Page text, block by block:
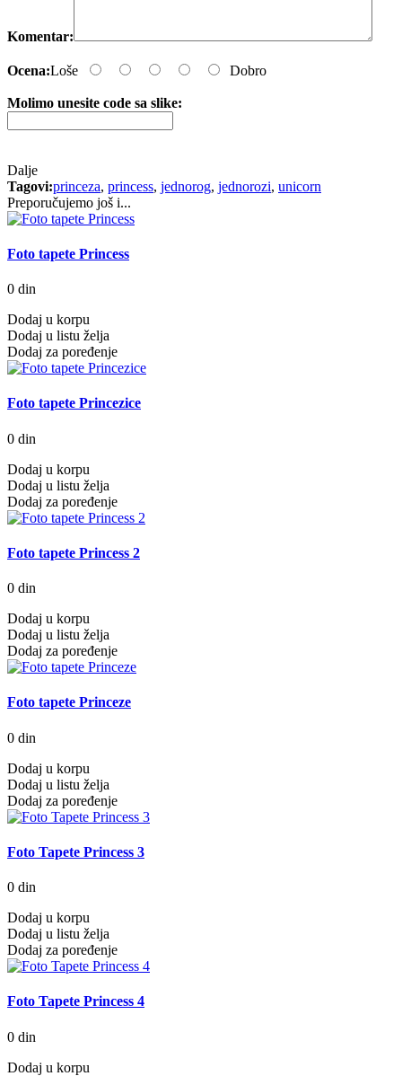
Komentar:
Ocena:Loše Dobro
Molimo unesite code sa slike:
Dalje
Tagovi:princeza, princess, jednorog, jednorozi, unicorn
Preporučujemo još i...
Foto tapete Princess
0 din
Dodaj u korpu
Dodaj u listu želja
Dodaj za poređenje
Foto tapete Princezice
0 din
Dodaj u korpu
Dodaj u listu želja
Dodaj za poređenje
Foto tapete Princess 2
0 din
Dodaj u korpu
Dodaj u listu želja
Dodaj za poređenje
Foto tapete Princeze
0 din
Dodaj u korpu
Dodaj u listu želja
Dodaj za poređenje
Foto Tapete Princess 3
0 din
Dodaj u korpu
Dodaj u listu želja
Dodaj za poređenje
Foto Tapete Princess 4
0 din
Dodaj u korpu